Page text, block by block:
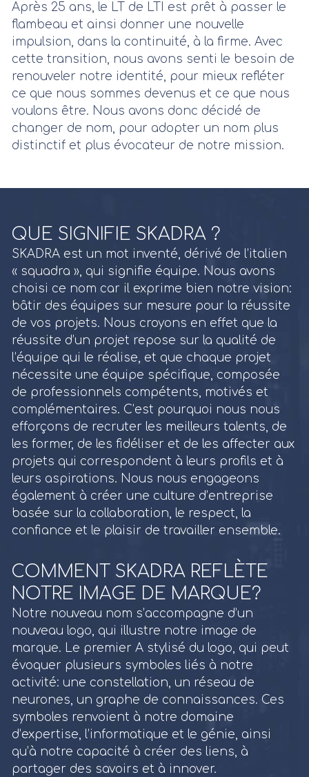
Après 25 ans, le LT de LTI est prêt à passer le
flambeau et ainsi donner une nouvelle
impulsion, dans la continuité, à la firme. Avec
cette transition, nous avons senti le besoin de
renouveler notre identité, pour mieux refléter
ce que nous sommes devenus et ce que nous
voulons être. Nous avons donc décidé de
changer de nom, pour adopter un nom plus
distinctif et plus évocateur de notre mission.
QUE SIGNIFIE SKADRA ?
SKADRA est un mot inventé, dérivé de l’italien
« squadra », qui signifie équipe. Nous avons
choisi ce nom car il exprime bien notre vision:
bâtir des équipes sur mesure pour la réussite
de vos projets. Nous croyons en effet que la
réussite d’un projet repose sur la qualité de
l’équipe qui le réalise, et que chaque projet
nécessite une équipe spécifique, composée
de professionnels compétents, motivés et
complémentaires. C’est pourquoi nous nous
efforçons de recruter les meilleurs talents, de
les former, de les fidéliser et de les affecter aux
projets qui correspondent à leurs profils et à
leurs aspirations. Nous nous engageons
également à créer une culture d’entreprise
basée sur la collaboration, le respect, la
confiance et le plaisir de travailler ensemble.
COMMENT SKADRA REFLÈTE
NOTRE IMAGE DE MARQUE?
Notre nouveau nom s’accompagne d’un
nouveau logo, qui illustre notre image de
marque. Le premier A stylisé du logo, qui peut
évoquer plusieurs symboles liés à notre
activité: une constellation, un réseau de
neurones, un graphe de connaissances. Ces
symboles renvoient à notre domaine
d’expertise, l’informatique et le génie, ainsi
qu’à notre capacité à créer des liens, à
partager des savoirs et à innover.